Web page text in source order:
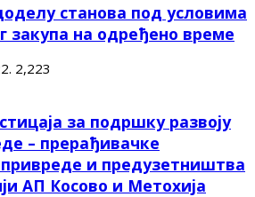
станова под условима
закупа на одређено време
2,223
за подршку развоју
– прерађивачке
привреде и предузетништва
АП Косово и Метохија